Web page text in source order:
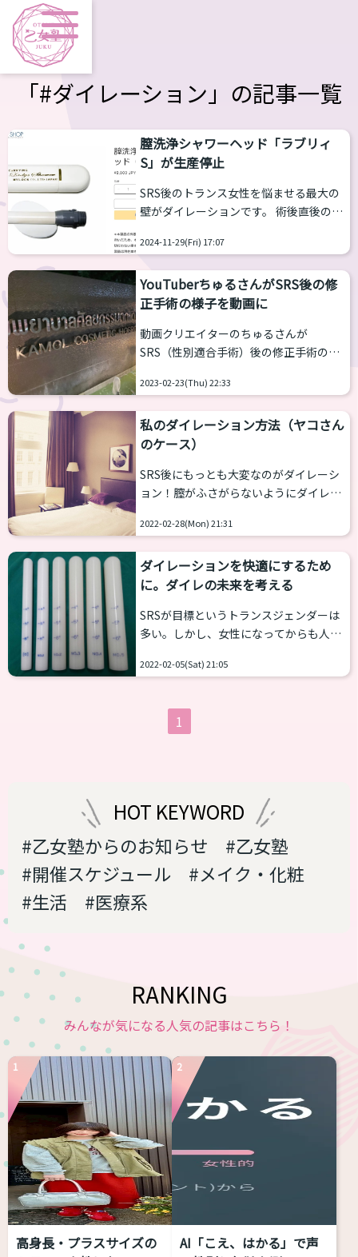
「#ダイレーション」の記事一覧
膣洗浄シャワーヘッド「ラブリィ
S」が生産停止
SRS後のトランス女性を悩ませる最大の
壁がダイレーションです。 術後直後のう
必要があり、３〜４時間をダイレーショ
ンにとられます。数か月を過ぎますと回
数は減らせますが、一生０にすることは
できません。膣を保持するためにダイレ
て、膣を清潔に保つために、シャワーヘ
ッドを交換するタイプの「膣洗浄シャワ
ーヘッド（ラブリィS）」という洗浄器
具があります。造膣された内部は洗浄し
作用がないためしっかり洗...
2024-11-29(Fri) 17:07
YouTuberちゅるさんがSRS後の修
正手術の様子を動画に
動画クリエイターのちゅるさんが
SRS（性別適合手術）後の修正手術のた
て公開されました。
v=AVtBu4Y0TuY 他の方からもSRS後に作
った膣がふさがったしまった。形が思い
受けることもよく耳にする話です。 一方
で、修正手術の様子が動画に映し出され
るということは貴重な資料となります
（おそらくこちらの動画が初です）。 病
2023-02-23(Thu) 22:33
私のダイレーション方法（ヤコさん
のケース）
SRS後にもっとも大変なのがダイレーシ
ョン！膣がふさがらないようにダイレー
要があります。これが面倒・痛い・時間
人は多いでしょう。 特にタイの病院では
軍隊のように１から手順を仕込まれます
生環境が良いのでもっと手順やアイテム
を減らしてよいという人もいます。 で
は、先輩たちはどうアレンジしているの
でしょうか？今回は2020年にSRSを終え
[word_balloon...
2022-02-28(Mon) 21:31
ダイレーションを快適にするため
に。ダイレの未来を考える
SRSが目標というトランスジェンダーは
多い。しかし、女性になってからも人生
がある。 メンタルが低調になる原因の１
手術方法によって多少の差異はあれ最初
の１か月は一日に２回、そのあともしば
い。しかし、ダイレーションは医療行為
でありながら性的な部分を含むため他人
に相談もしづらい。 なんとかダイレーシ
ョンを...
2022-02-05(Sat) 21:05
1
HOT KEYWORD
#乙女塾からのお知らせ
#乙女塾
#開催スケジュール
#メイク・化粧
#生活
#医療系
RANKING
みんなが気になる人気の記事はこちら！
1
高身長・プラスサイズの
2
AI「こえ、はかる」で声